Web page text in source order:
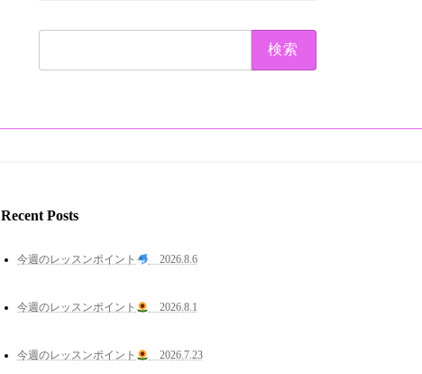
索:
Recent Posts
今週のレッスンポイント 2026.8.6
今週のレッスンポイント 2026.8.1
今週のレッスンポイント 2026.7.23